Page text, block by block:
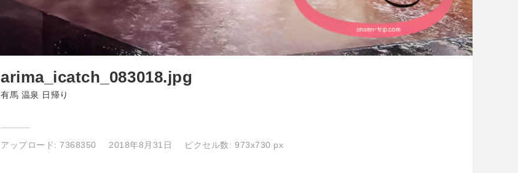
arima_icatch_083018.jpg
有馬 温泉 日帰り
アップロード:7368350 2018年8月31日 ピクセル数: 973x730 px